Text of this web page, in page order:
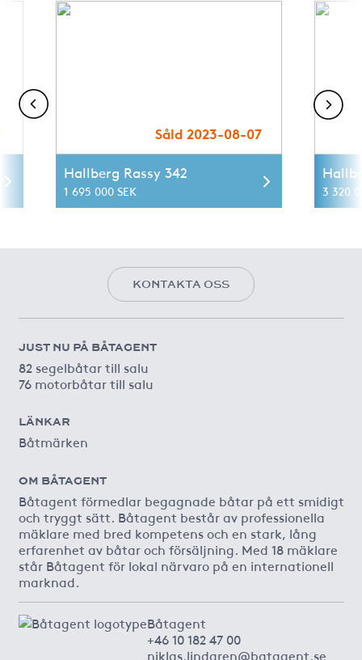
Såld 2023-08-07
Hallberg Rassy 342
1 695 000 SEK 3 320
KONTAKTA OSS
JUST NU PÅ BÅTAGENT
82 segelbåtar till salu
76 motorbåtar till salu
LÄNKAR
Båtmärken
OM BÅTAGENT
Båtagent förmedlar begagnade båtar på ett smidigt
och tryggt sätt. Båtagent består av professionella
mäklare med bred kompetens och en stark, lång
erfarenhet av båtar och försäljning. Med 18 mäklare
står Båtagent för lokal närvaro på en internationell
marknad.
Båtagent
+46 10 182 47 00
niklas.lindgren@batagent.se